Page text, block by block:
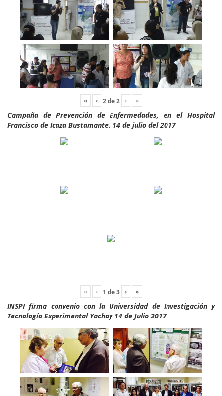
« ‹ 2de2 › »
Campaña de Prevención de Enfermedades, en el Hospital
Francisco de Icaza Bustamante. 14 de julio del 2017
« ‹ 1 de3 › »
INSPI firma convenio con la Universidad de Investigación y
Tecnología Experimental Yachay 14 de Julio 2017